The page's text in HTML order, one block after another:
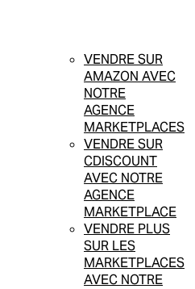
VENDRE SUR
AMAZON AVEC
NOTRE
AGENCE
MARKETPLACES
VENDRE SUR
CDISCOUNT
AVEC NOTRE
AGENCE
MARKETPLACE
VENDRE PLUS
SUR LES
MARKETPLACES
AVEC NOTRE